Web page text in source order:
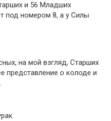
и 56 Младших
под номером 8, а у Силы
на мой взгляд, Старших
представление о колоде и